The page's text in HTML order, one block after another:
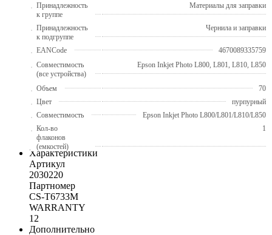
Принадлежность
к группе
Материалы для заправки
Принадлежность
к подгруппе
Чернила и заправки
EANCode
4670089335759
Совместимость
(все устройства)
Epson Inkjet Photo L800, L801, L810, L850
Объем
70
Цвет
пурпурный
Совместимость
Epson Inkjet Photo L800/L801/L810/L850
Кол-во
флаконов
(емкостей)
1
Характеристики
Артикул
2030220
Партномер
CS-T6733M
WARRANTY
12
Дополнительно